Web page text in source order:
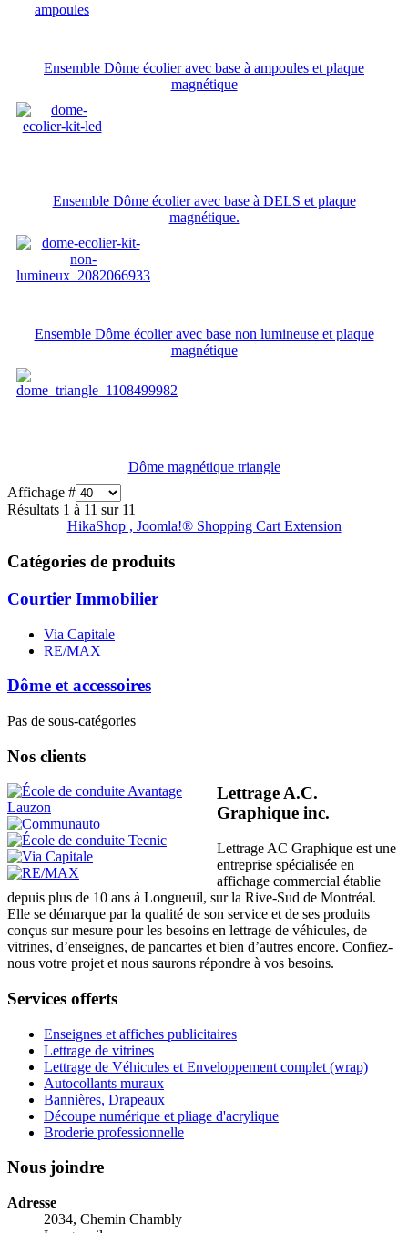
Ensemble Dôme écolier avec base à ampoules et plaque
magnétique
Ensemble Dôme écolier avec base à DELS et plaque
magnétique.
Ensemble Dôme écolier avec base non lumineuse et plaque
magnétique
Dôme magnétique triangle
Affichage #
Résultats 1 à 11 sur 11
HikaShop , Joomla!® Shopping Cart Extension
Catégories de produits
Courtier Immobilier
Via Capitale
RE/MAX
Dôme et accessoires
Pas de sous-catégories
Nos clients
Lettrage A.C.
Graphique inc.
Lettrage AC Graphique est une
entreprise spécialisée en
affichage commercial établie
depuis plus de 10 ans à Longueuil, sur la Rive-Sud de Montréal.
Elle se démarque par la qualité de son service et de ses produits
conçus sur mesure pour les besoins en lettrage de véhicules, de
vitrines, d’enseignes, de pancartes et bien d’autres encore. Confiez-
nous votre projet et nous saurons répondre à vos besoins.
Services offerts
Enseignes et affiches publicitaires
Lettrage de vitrines
Lettrage de Véhicules et Enveloppement complet (wrap)
Autocollants muraux
Bannières, Drapeaux
Découpe numérique et pliage d'acrylique
Broderie professionnelle
Nous joindre
Adresse
2034, Chemin Chambly